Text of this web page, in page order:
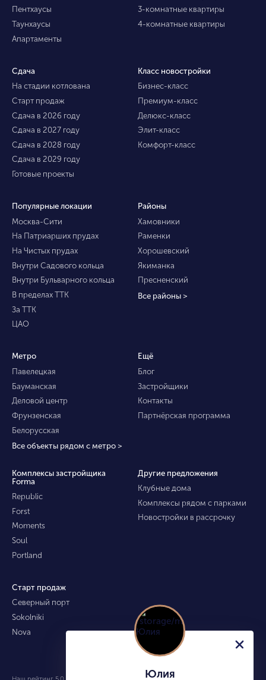
Пентхаусы
Таунхаусы
Апартаменты
3-комнатные квартиры
4-комнатные квартиры
Сдача
На стадии котлована
Старт продаж
Сдача в 2026 году
Сдача в 2027 году
Сдача в 2028 году
Сдача в 2029 году
Готовые проекты
Класс новостройки
Бизнес-класс
Премиум-класс
Делюкс-класс
Элит-класс
Комфорт-класс
Популярные локации
Москва-Сити
На Патриарших прудах
На Чистых прудах
Внутри Садового кольца
Внутри Бульварного кольца
В пределах ТТК
За ТТК
ЦАО
Районы
Хамовники
Раменки
Хорошевский
Якиманка
Пресненский
Все районы >
Метро
Павелецкая
Бауманская
Деловой центр
Фрунзенская
Белорусская
Все объекты рядом с метро >
Ещё
Блог
Застройщики
Контакты
Партнёрская программа
Комплексы застройщика
Forma
Republic
Forst
Moments
Soul
Portland
Другие предложения
Клубные дома
Комплексы рядом с парками
Новостройки в рассрочку
Старт продаж
Северный порт
Sokolniki
Nova
Юлия